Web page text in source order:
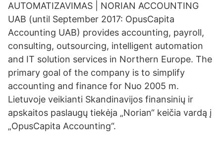
AUTOMATIZAVIMAS | NORIAN ACCOUNTING
UAB (until September 2017: OpusCapita
Accounting UAB) provides accounting, payroll,
consulting, outsourcing, intelligent automation
and IT solution services in Northern Europe. The
primary goal of the company is to simplify
accounting and finance for Nuo 2005 m.
Lietuvoje veikianti Skandinavijos finansinių ir
apskaitos paslaugų tiekėja „Norian“ keičia vardą į
„OpusCapita Accounting“.